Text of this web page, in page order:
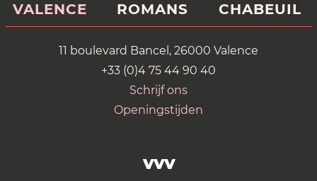
VALENCE ROMANS CHABEUIL
11 boulevard Bancel, 26000 Valence
+33 (0)4 75 44 90 40
Schrijf ons
Openingstijden
VVV